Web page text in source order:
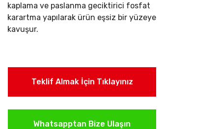
kaplama ve paslanma geciktirici fosfat
karartma yapılarak ürün eşsiz bir yüzeye
kavuşur.
Teklif Almak İçin Tıklayınız
Whatsapptan Bize Ulaşın